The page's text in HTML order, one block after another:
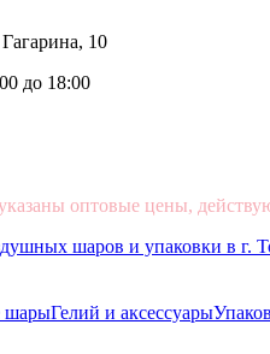
10
до 18:00
оптовые цены,
шарыГелий и аксессуары